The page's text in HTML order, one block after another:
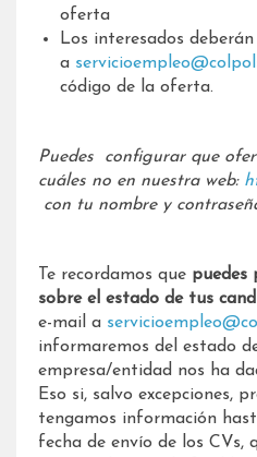
oferta
Los interesados
a
código de la oferta.
Puedes configurar que
cuáles no en nuestra web:
con tu nombre y
Te recordamos que puedes
sobre el estado de tus
e-mail a
informaremos del estado
empresa/entidad nos ha
Eso si, salvo excepciones,
tengamos información
fecha de envío de los CVs,